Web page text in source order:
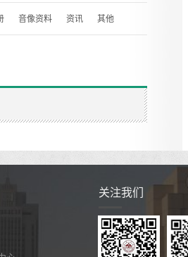
音像资料 资讯 其他
关注我们